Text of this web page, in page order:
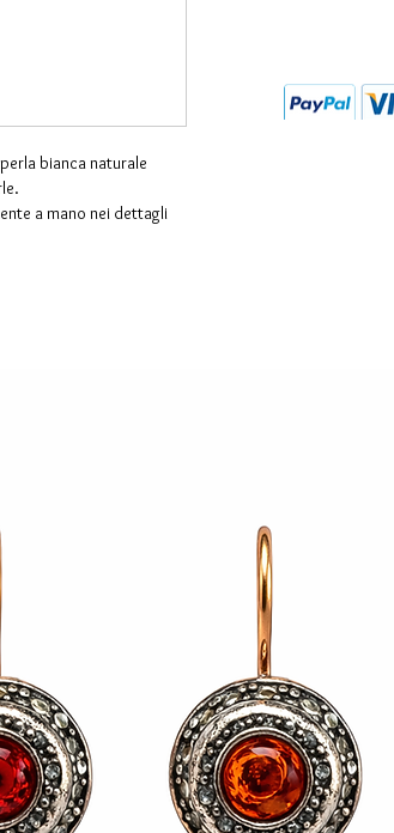
bianca naturale
a mano nei dettagli
.